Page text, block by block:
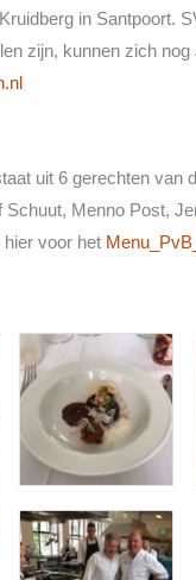
in Santpoort.
zijn, kunnen zich
uit 6 gerechten van
Menno Post,
voor het